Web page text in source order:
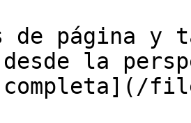
página y
la